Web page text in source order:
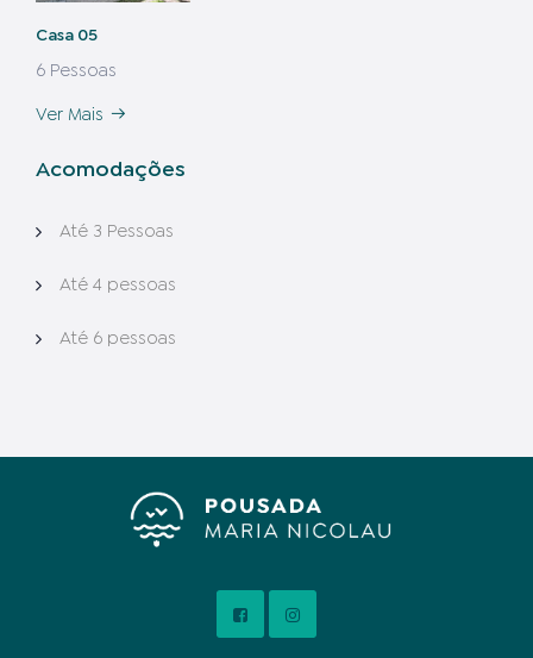
Casa 05
6 Pessoas
Ver Mais
Acomodações
Até 3 Pessoas
Até 4 pessoas
Até 6 pessoas